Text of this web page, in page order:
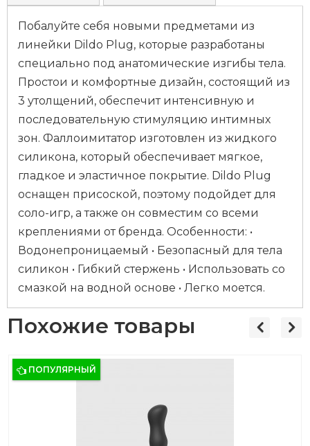
Побалуйте себя новыми предметами из
линейки Dildo Plug, которые разработаны
специально под анатомические изгибы тела.
Простои и комфортные дизайн, состоящий из
3 утолщений, обеспечит интенсивную и
последовательную стимуляцию интимных
зон. Фаллоимитатор изготовлен из жидкого
силикона, который обеспечивает мягкое,
гладкое и эластичное покрытие. Dildo Plug
оснащен присоской, поэтому подойдет для
соло-игр, а также он совместим со всеми
креплениями от бренда. Особенности: •
Водонепроницаемый • Безопасный для тела
силикон • Гибкий стержень • Использовать со
смазкой на водной основе • Легко моется.
Похожие товары
ПОПУЛЯРНЫЙ